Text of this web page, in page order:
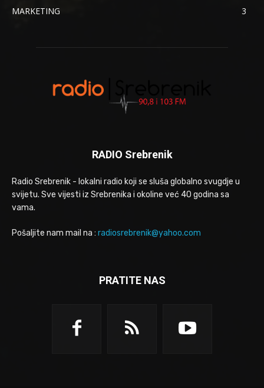
MARKETING
3
RADIO Srebrenik
Radio Srebrenik - lokalni radio koji se sluša globalno svugdje u
svijetu. Sve vijesti iz Srebrenika i okoline već 40 godina sa
vama.
Pošaljite nam mail na : radiosrebrenik@yahoo.com
PRATITE NAS